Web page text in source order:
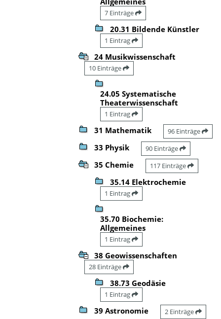
7 Einträge
20.31 Bildende Künstler
1 Eintrag
24 Musikwissenschaft
10 Einträge
24.05 Systematische
Theaterwissenschaft
1 Eintrag
31 Mathematik 96 Einträge
33 Physik 90 Einträge
35 Chemie 117 Einträge
35.14 Elektrochemie
1 Eintrag
35.70 Biochemie:
Allgemeines
1 Eintrag
38 Geowissenschaften
28 Einträge
38.73 Geodäsie
1 Eintrag
39 Astronomie 2 Einträge